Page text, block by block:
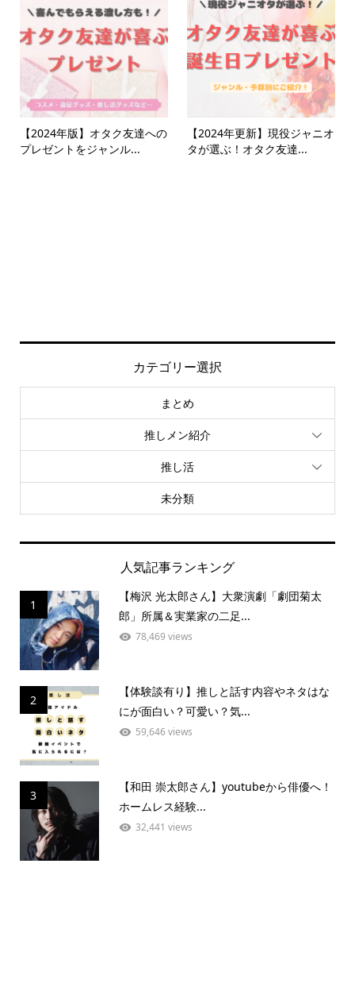
【2024年版】オタク友達への
プレゼントをジャンル...
【2024年更新】現役ジャニオ
タが選ぶ！オタク友達...
カテゴリー選択
まとめ
推しメン紹介
推し活
未分類
人気記事ランキング
1
【梅沢 光太郎さん】大衆演劇「劇団菊太
郎」所属＆実業家の二足...
78,469 views
2
【体験談有り】推しと話す内容やネタはな
にが面白い？可愛い？気...
59,646 views
3
【和田 崇太郎さん】youtubeから俳優へ！
ホームレス経験...
32,441 views